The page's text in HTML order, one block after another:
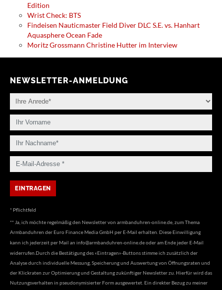
Edition
Wrist Check: BTS
Findeisen Nauticmaster Field Diver DLC S.E. vs. Hanhart
Aquasphere Ocean Fade
Moritz Grossmann Christine Hutter im Interview
NEWSLETTER-ANMELDUNG
* Pflichtfeld
** Ja, ich möchte regelmäßig den Newsletter von armbanduhren-online.de, zum Thema
Armbanduhren der Euro Finance Media GmbH per E-Mail erhalten. Diese Einwilligung
kann ich jederzeit per Mail an info@armbanduhren-online.deoder am Ende jeder E-Mail
widerrufen.Durch die Bestätigung des «Eintragen»-Buttons stimme ich zusätzlich der
Analyse durch individuelle Messung, Speicherung und Auswertung von Öffnungsraten und
der Klickraten zur Optimierung und Gestaltung zukünftiger Newsletter zu. Hierfür wird das
Nutzungsverhalten in pseudonymisierter Form ausgewertet. Ein direkter Bezug zu meiner